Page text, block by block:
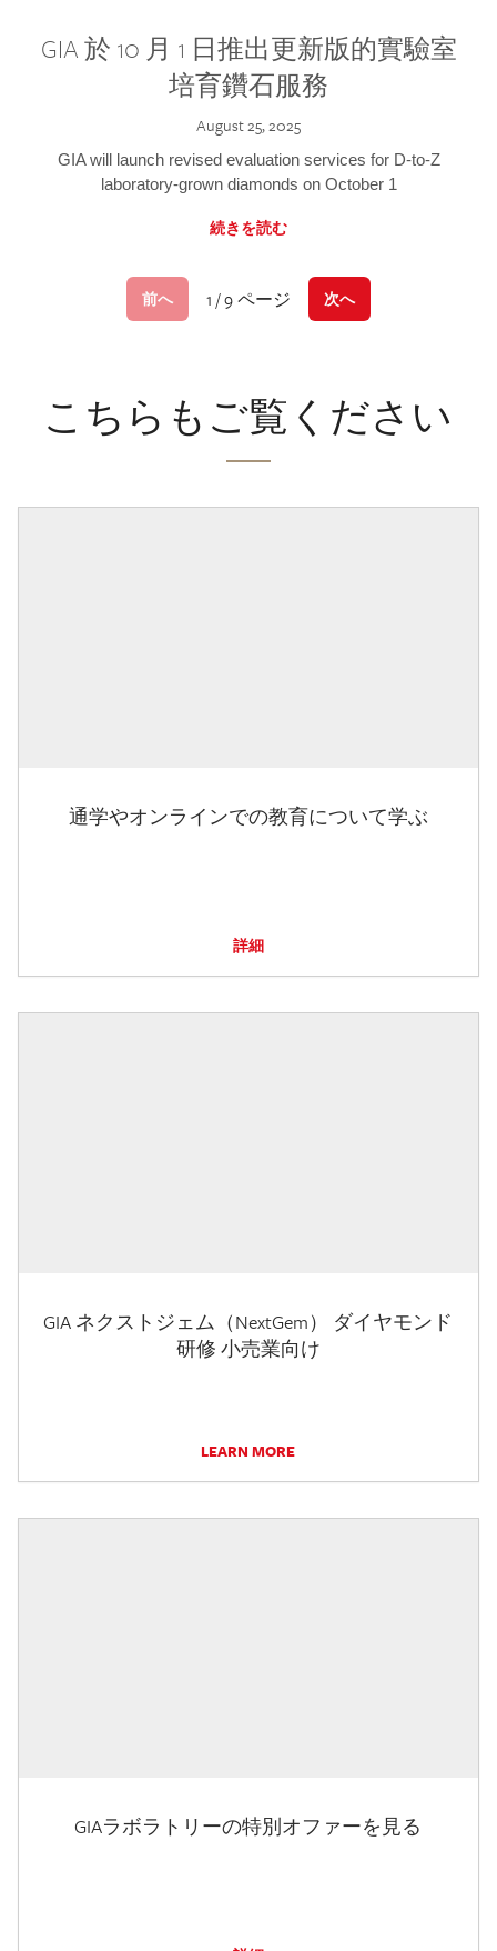
GIA 於 10 月 1 日推出更新版的實驗室
培育鑽石服務
August 25, 2025
GIA will launch revised evaluation services for D-to-Z
laboratory-grown diamonds on October 1
続きを読む
前へ 1 / 9 ページ 次へ
こちらもご覧ください
通学やオンラインでの教育について学ぶ
詳細
GIA ネクストジェム（NextGem） ダイヤモンド
研修 小売業向け
LEARN MORE
GIAラボラトリーの特別オファーを見る